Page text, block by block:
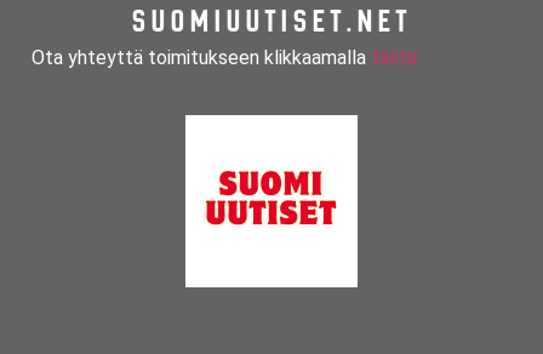
SUOMIUUTISET.NET
Ota yhteyttä toimitukseen klikkaamalla tästä.